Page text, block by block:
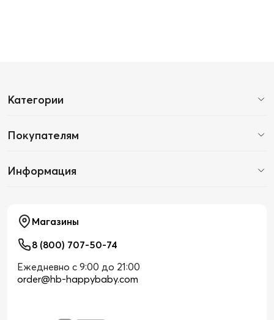
Категории
Покупателям
Информация
Магазины
8 (800) 707-50-74
Ежедневно с 9:00 до 21:00
order@hb-happybaby.com